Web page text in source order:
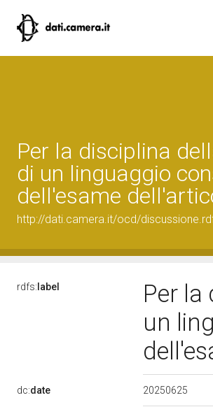
Per la disciplina
di un linguaggio
dell'esame
http://dati.camera.it/ocd/
rdfs: label
Per la
un
dc:date 20250625